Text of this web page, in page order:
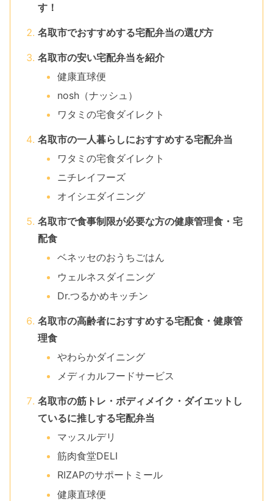
す！
名取市でおすすめする宅配弁当の選び方
名取市の安い宅配弁当を紹介
健康直球便
nosh（ナッシュ）
ワタミの宅食ダイレクト
名取市の一人暮らしにおすすめする宅配弁当
ワタミの宅食ダイレクト
ニチレイフーズ
オイシエダイニング
名取市で食事制限が必要な方の健康管理食・宅
配食
ベネッセのおうちごはん
ウェルネスダイニング
Dr.つるかめキッチン
名取市の高齢者におすすめする宅配食・健康管
理食
やわらかダイニング
メディカルフードサービス
名取市の筋トレ・ボディメイク・ダイエットし
ているに推しする宅配弁当
マッスルデリ
筋肉食堂DELI
RIZAPのサポートミール
健康直球便